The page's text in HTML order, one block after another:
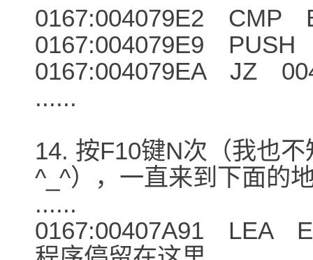
0167:004079E2 CMP
0167:004079E9
0167:004079EA JZ
......
14. 按F10键N次（我也
^_^），一直来到下面的
......
0167:00407A91